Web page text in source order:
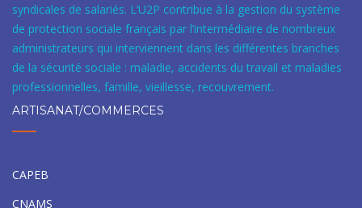
syndicales de salariés. L’U2P contribue à la gestion du système
de protection sociale français par l’intermédiaire de nombreux
administrateurs qui interviennent dans les différentes branches
de la sécurité sociale : maladie, accidents du travail et maladies
professionnelles, famille, vieillesse, recouvrement.
ARTISANAT/COMMERCES
CAPEB
CNAMS